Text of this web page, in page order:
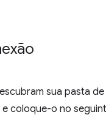
sua pasta
coloque-o no